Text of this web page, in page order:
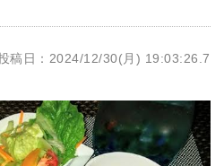
稿日：2024/12/30(月) 19:03:26.7